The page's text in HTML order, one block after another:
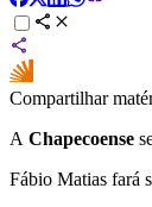
Compartilhar
A Chapecoense
Fábio Matias fará